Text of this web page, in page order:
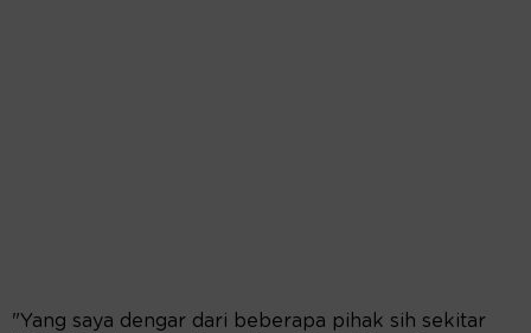
"Yang saya dengar dari beberapa pihak sih sekitar